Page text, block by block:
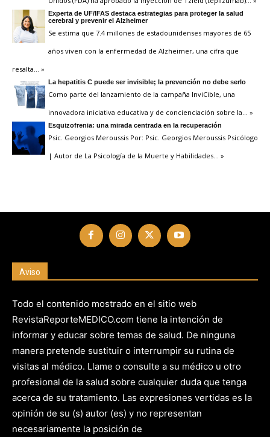
Experta de UF/IFAS destaca estrategias para proteger la salud
cerebral y prevenir el Alzheimer
Se estima que 7.4 millones de estadounidenses mayores de 65
años viven con la enfermedad de Alzheimer, una cifra que
resalta … »
La hepatitis C puede ser invisible; la prevención no debe serlo
Como parte del lanzamiento de la campaña InviCible, una
innovadora iniciativa educativa y de concienciación sobre la … »
Esquizofrenia: una mirada centrada en la recuperación
Psic. Georgios Meroussis Por: Psic. Georgios Meroussis Psicólogo
| Autor de La Psicología de la Muerte y Habilidades … »
Aviso
Todo el contenido mostrado en el sitio web
RevistaReporteMEDICO.com tiene la intención de
informar y educar sobre temas de salud. De ninguna
manera pretende sustituir o interrumpir su rutina de
visitas al médico. Llame o consulte a su médico u otro
profesional de la salud sobre cualquier duda que tenga
acerca de su tratamiento. Las expresiones vertidas es la
opinión de su (s) autor (es) y no representan
necesariamente la posición de